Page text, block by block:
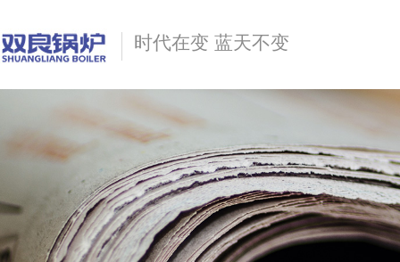
时代在变 蓝天不变